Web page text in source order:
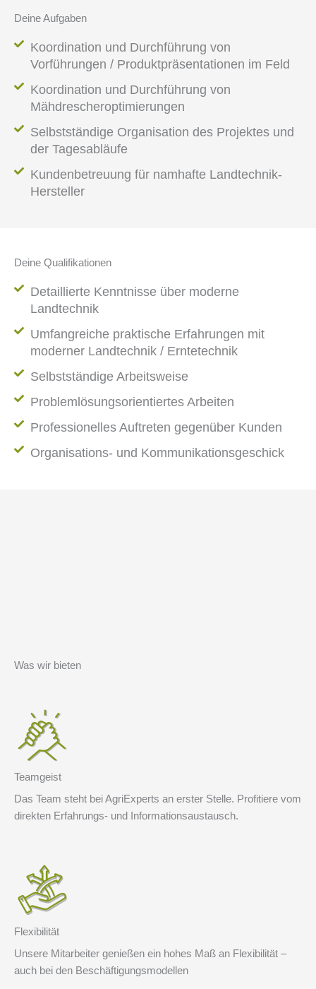
Deine Aufgaben
Koordination und Durchführung von
Vorführungen / Produktpräsentationen im Feld​
Koordination und Durchführung von
Mähdrescheroptimierungen​
Selbstständige Organisation des Projektes und
der Tagesabläufe
Kundenbetreuung für namhafte Landtechnik-
Hersteller
Deine Qualifikationen
Detaillierte Kenntnisse über moderne
Landtechnik
Umfangreiche praktische Erfahrungen mit
moderner Landtechnik / Erntetechnik
Selbstständige Arbeitsweise
Problemlösungsorientiertes Arbeiten
Professionelles Auftreten gegenüber Kunden
Organisations- und Kommunikationsgeschick
Was wir bieten
Teamgeist
Das Team steht bei AgriExperts an erster Stelle. Profitiere vom
direkten Erfahrungs- und Informationsaustausch.
Flexibilität
Unsere Mitarbeiter genießen ein hohes Maß an Flexibilität –
auch bei den Beschäftigungsmodellen